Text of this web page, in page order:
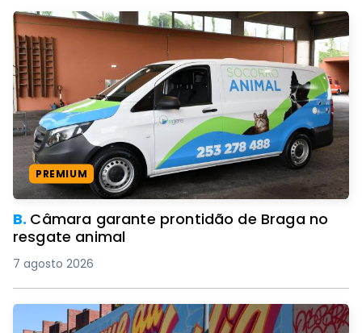
PREMIUM
B. Câmara garante prontidão de Braga no
resgate animal
7 agosto 2026